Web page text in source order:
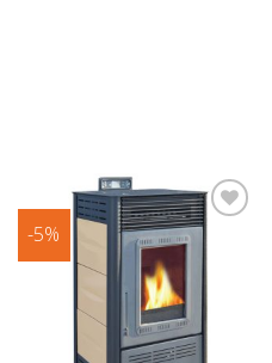
-5%
Добави